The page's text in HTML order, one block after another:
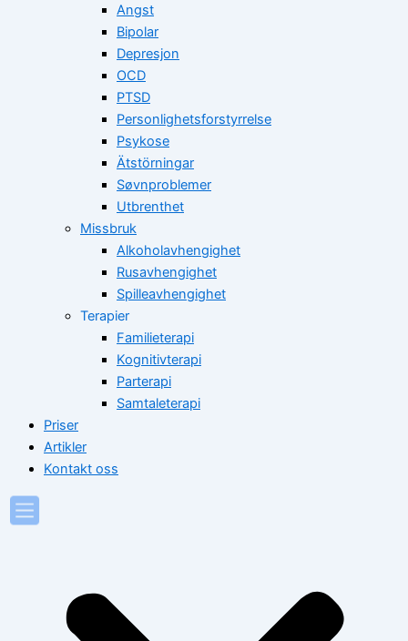
Angst
Bipolar
Depresjon
OCD
PTSD
Personlighetsforstyrrelse
Psykose
Ätstörningar
Søvnproblemer
Utbrenthet
Missbruk
Alkoholavhengighet
Rusavhengighet
Spilleavhengighet
Terapier
Familieterapi
Kognitivterapi
Parterapi
Samtaleterapi
Priser
Artikler
Kontakt oss